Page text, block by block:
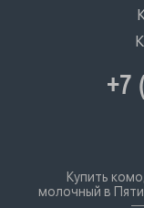
+7
Купить
молочный в